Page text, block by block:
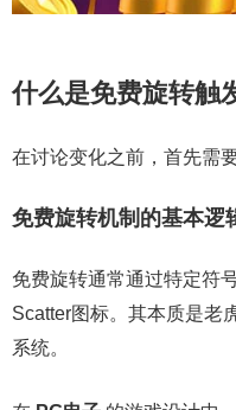
什么是免费旋转触
在讨论变化之前，首先需
免费旋转机制的基本逻
免费旋转通常通过特定符
Scatter图标。其本质是老
系统。